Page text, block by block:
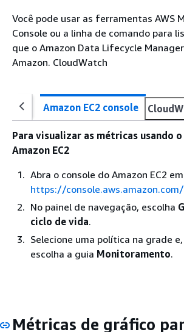
Você pode usar as ferramentas AWS
Console ou a linha de comando para
que o Amazon Data Lifecycle
Amazon. CloudWatch
Amazon EC2 console
Para visualizar as métricas usando
Amazon EC2
Abra o console do Amazon EC2 em
https://
No painel de navegação, escolha
ciclo de vida.
Selecione uma política na grade
escolha a guia Monitoramento.
Métricas de gráfico